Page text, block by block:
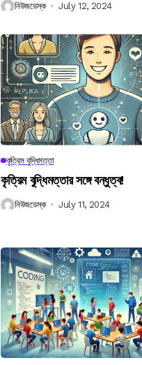
নিউজডেস্ক July 12, 2024
কৃত্রিম বুদ্ধিমত্তা
কৃত্রিম বুদ্ধিমত্তার সঙ্গে বন্ধুত্ব!
নিউজডেস্ক July 11, 2024